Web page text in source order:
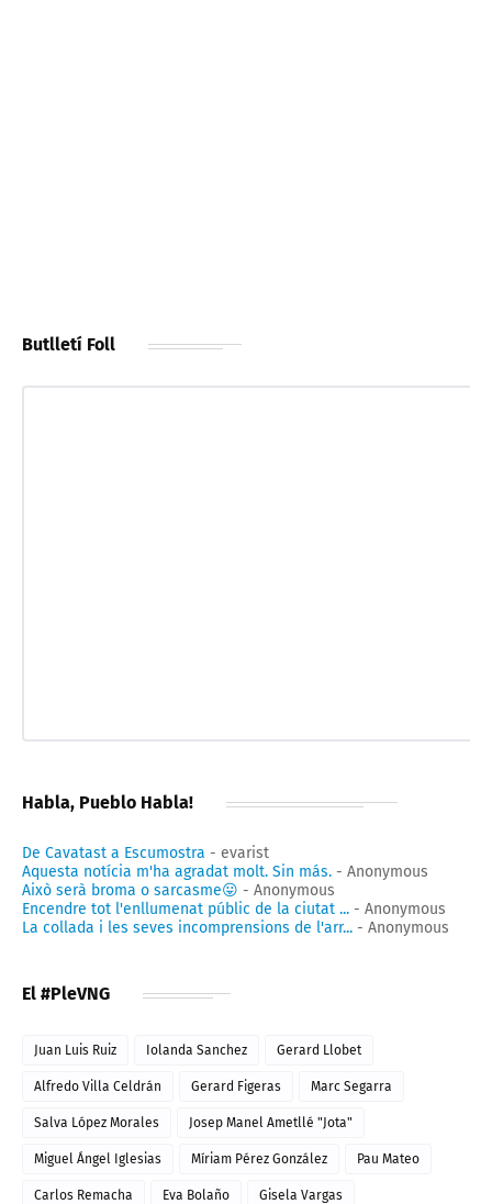
Butlletí Foll
Habla, Pueblo Habla!
De Cavatast a Escumostra - evarist
Aquesta notícia m'ha agradat molt. Sin más. - Anonymous
Això serà broma o sarcasme😛 - Anonymous
Encendre tot l'enllumenat públic de la ciutat ... - Anonymous
La collada i les seves incomprensions de l'arr... - Anonymous
El #PleVNG
Juan Luis Ruiz Iolanda Sanchez Gerard Llobet
Alfredo Villa Celdrán Gerard Figeras Marc Segarra
Salva López Morales Josep Manel Ametllé "Jota"
Miguel Ángel Iglesias Míriam Pérez González Pau Mateo
Carlos Remacha Eva Bolaño Gisela Vargas